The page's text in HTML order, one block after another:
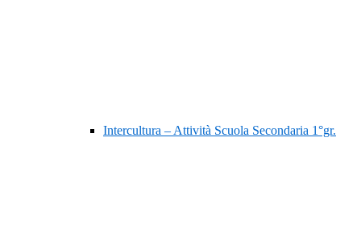
Intercultura – Attività Scuola Secondaria 1°gr.